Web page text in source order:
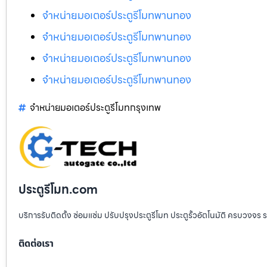
จำหน่ายมอเตอร์ประตูรีโมทพานทอง
จำหน่ายมอเตอร์ประตูรีโมทพานทอง
จำหน่ายมอเตอร์ประตูรีโมทพานทอง
จำหน่ายมอเตอร์ประตูรีโมทพานทอง
จำหน่ายมอเตอร์ประตูรีโมทกรุงเทพ
ประตูรีโมท.com
บริการรับติดตั้ง ซ่อมแซ่ม ปรับปรุงประตูรีโมท ประตูรั้วอัตโนมัติ ครบวงจร
ติดต่อเรา